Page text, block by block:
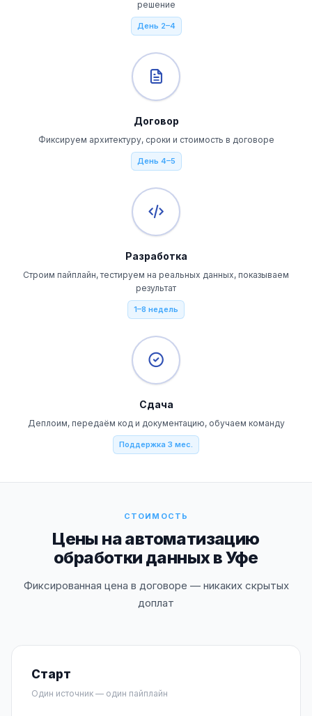
решение
День 2–4
Договор
Фиксируем архитектуру, сроки и стоимость в договоре
День 4–5
Разработка
Строим пайплайн, тестируем на реальных данных, показываем
результат
1–8 недель
Сдача
Деплоим, передаём код и документацию, обучаем команду
Поддержка 3 мес.
СТОИМОСТЬ
Цены на автоматизацию
обработки данных в Уфе
Фиксированная цена в договоре — никаких скрытых
доплат
Старт
Один источник — один пайплайн